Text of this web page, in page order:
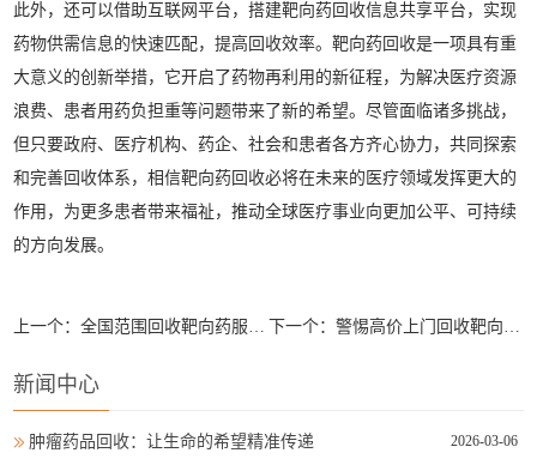
此外，还可以借助互联网平台，搭建靶向药回收信息共享平台，实现
药物供需信息的快速匹配，提高回收效率。靶向药回收是一项具有重
大意义的创新举措，它开启了药物再利用的新征程，为解决医疗资源
浪费、患者用药负担重等问题带来了新的希望。尽管面临诸多挑战，
但只要政府、医疗机构、药企、社会和患者各方齐心协力，共同探索
和完善回收体系，相信靶向药回收必将在未来的医疗领域发挥更大的
作用，为更多患者带来福祉，推动全球医疗事业向更加公平、可持续
的方向发展。
上一个：全国范围回收靶向药服务：开启医疗资源合理利用新征程 下一个： 警惕高价上门回收靶向药背后的陷阱
新闻中心
2026-03-06
肿瘤药品回收：让生命的希望精准传递